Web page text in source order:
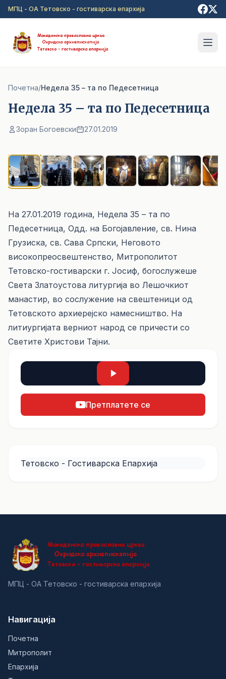
Прејди на главна содржина
МПЦ - ОА Тетовско - гостиварска епархија
Почетна/Недела 35 – та по Педесетница
Недела 35 – та по Педесетница
Зоран Богоевски 27.01.2019
На 27.01.2019 година, Недела 35 – та по
Педесетница, Одд. на Богојавление, св. Нина
Грузиска, св. Сава Српски, Неговото
високопреосвештенство, Митрополитот
Тетовско-гостиварски г. Јосиф, богослужеше
Света Златоустова литургија во Лешочкиот
манастир, во сослужение на свештеници од
Тетовското архиерејско намесништво. На
литиургијата верниот народ се причести со
Светите Христови Тајни.
Претплатете се
Тетовско - Гостиварска Епархија
МПЦ - ОА Тетовско - гостиварска епархија
Навигација
Почетна
Митрополит
Епархија